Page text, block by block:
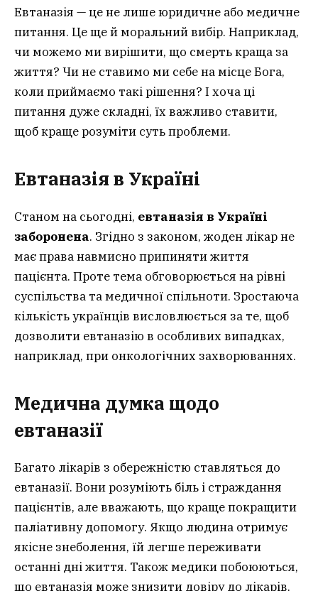
Евтаназія — це не лише юридичне або медичне
питання. Це ще й моральний вибір. Наприклад,
чи можемо ми вирішити, що смерть краща за
життя? Чи не ставимо ми себе на місце Бога,
коли приймаємо такі рішення? І хоча ці
питання дуже складні, їх важливо ставити,
щоб краще розуміти суть проблеми.
Евтаназія в Україні
Станом на сьогодні, евтаназія в Україні
заборонена. Згідно з законом, жоден лікар не
має права навмисно припиняти життя
пацієнта. Проте тема обговорюється на рівні
суспільства та медичної спільноти. Зростаюча
кількість українців висловлюється за те, щоб
дозволити евтаназію в особливих випадках,
наприклад, при онкологічних захворюваннях.
Медична думка щодо
евтаназії
Багато лікарів з обережністю ставляться до
евтаназії. Вони розуміють біль і страждання
пацієнтів, але вважають, що краще покращити
паліативну допомогу. Якщо людина отримує
якісне знеболення, їй легше переживати
останні дні життя. Також медики побоюються,
що евтаназія може знизити довіру до лікарів.